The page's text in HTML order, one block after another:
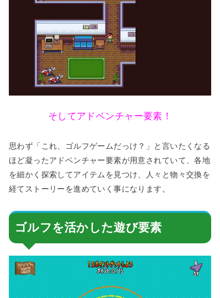
そしてアドベンチャー要素！
思わず「これ、ゴルフゲームだっけ？」と言いたくなる
ほど凝ったアドベンチャー要素が用意されていて、各地
を細かく探索してアイテムを見つけ、人々と物々交換を
経てストーリーを進めていく事になります。
ゴルフを活かした遊び要素